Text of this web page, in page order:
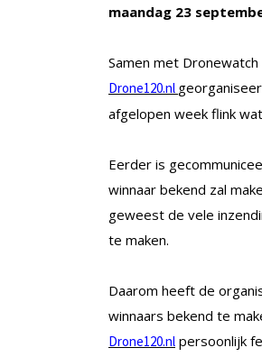
maandag 23
Samen met
Drone120.nl
afgelopen week flink
Eerder is
winnaar bekend zal
geweest de vele
te maken.
Daarom heeft de
winnaars bekend te
Drone120.nl persoonlijk